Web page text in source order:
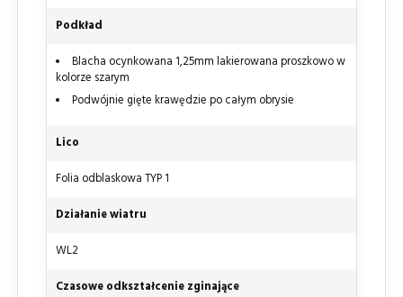
Podkład
Blacha ocynkowana 1,25mm lakierowana proszkowo w
kolorze szarym
Podwójnie gięte krawędzie po całym obrysie
Lico
Folia odblaskowa TYP 1
Działanie wiatru
WL2
Czasowe odkształcenie zginające